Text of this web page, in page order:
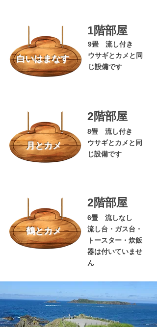
白いはまなす
1階部屋
9畳 流し付き
ウサギとカメと同
じ設備です
月とカメ
2階部屋
8畳 流し付き
ウサギとカメと同
じ設備です
鶴とカメ
2階部屋
6畳 流しなし
流し台・ガス台・
トースター・炊飯
器は付いていませ
ん